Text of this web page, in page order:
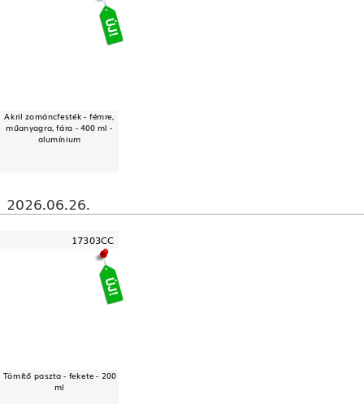
Akril zománcfesték - fémre,
műanyagra, fára - 400 ml -
alumínium
2026.06.26.
17303CC
Tömítő paszta - fekete - 200
ml